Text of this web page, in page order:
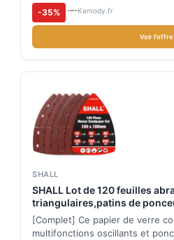
-35% Kamody.fr
Voir l'offre
SHALL
SHALL Lot de 120 feuilles
triangulaires,patins de
mm, pour ponceuses
grains : 40/60/80/120/180/240
[Complet] Ce papier de verre
multifonctions oscillants et